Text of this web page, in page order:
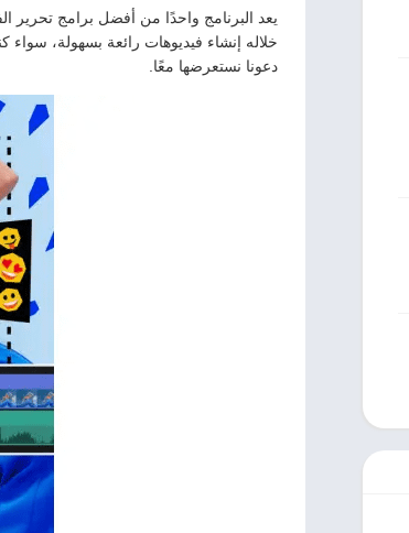
يعد البرنامج واحدًا من أفضل برامج تحرير
خلاله إنشاء فيديوهات رائعة بسهولة، سواء
دعونا نستعرضها معًا.